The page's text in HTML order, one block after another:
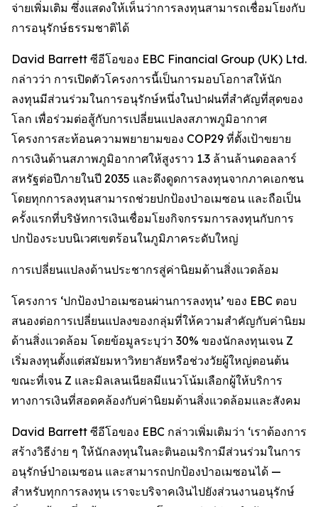
จ่ายเพิ่มเติม ซึ่งแสดงให้เห็นว่าการลงทุนสามารถเชื่อมโยงกับ
การอนุรักษ์ธรรมชาติได้
David Barrett ซีอีโอของ EBC Financial Group (UK) Ltd.
กล่าวว่า การเปิดตัวโครงการนี้เป็นการมอบโอกาสให้นัก
ลงทุนมีส่วนร่วมในการอนุรักษ์หนึ่งในป่าฝนที่สำคัญที่สุดของ
โลก เพื่อร่วมต่อสู้กับการเปลี่ยนแปลงสภาพภูมิอากาศ
โครงการสะท้อนความพยายามของ COP29 ที่ตั้งเป้าขยาย
การเงินด้านสภาพภูมิอากาศให้สูงราว 1.3 ล้านล้านดอลลาร์
สหรัฐต่อปีภายในปี 2035 และดึงดูดการลงทุนจากภาคเอกชน
โดยทุกการลงทุนสามารถช่วยปกป้องป่าอเมซอน และถือเป็น
ครั้งแรกที่บริษัทการเงินเชื่อมโยงกิจกรรมการลงทุนกับการ
ปกป้องระบบนิเวศเขตร้อนในภูมิภาคระดับใหญ่
การเปลี่ยนแปลงด้านประชากรสู่ค่านิยมด้านสิ่งแวดล้อม
โครงการ ‘ปกป้องป่าอเมซอนผ่านการลงทุน’ ของ EBC ตอบ
สนองต่อการเปลี่ยนแปลงของกลุ่มที่ให้ความสำคัญกับค่านิยม
ด้านสิ่งแวดล้อม โดยข้อมูลระบุว่า 30% ของนักลงทุนเจน Z
เริ่มลงทุนตั้งแต่สมัยมหาวิทยาลัยหรือช่วงวัยผู้ใหญ่ตอนต้น
ขณะที่เจน Z และมิลเลนเนียลมีแนวโน้มเลือกผู้ให้บริการ
ทางการเงินที่สอดคล้องกับค่านิยมด้านสิ่งแวดล้อมและสังคม
David Barrett ซีอีโอของ EBC กล่าวเพิ่มเติมว่า ‘เราต้องการ
สร้างวิธีง่าย ๆ ให้นักลงทุนในละตินอเมริกามีส่วนร่วมในการ
อนุรักษ์ป่าอเมซอน และสามารถปกป้องป่าอเมซอนได้ —
สำหรับทุกการลงทุน เราจะบริจาคเงินไปยังส่วนงานอนุรักษ์